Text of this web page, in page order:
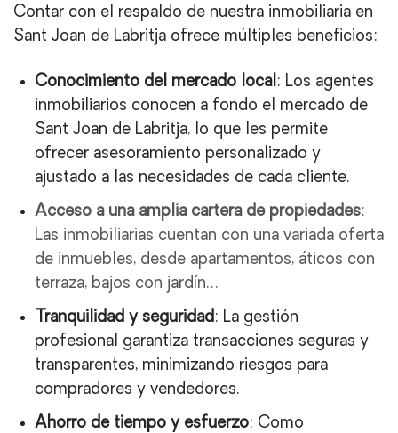
Contar con el respaldo de nuestra inmobiliaria en
Sant Joan de Labritja ofrece múltiples beneficios:
Conocimiento del mercado local : Los agentes
inmobiliarios conocen a fondo el mercado de
Sant Joan de Labritja, lo que les permite
ofrecer asesoramiento personalizado y
ajustado a las necesidades de cada cliente.
Acceso a una amplia cartera de propiedades:
Las inmobiliarias cuentan con una variada oferta
de inmuebles, desde apartamentos, áticos con
terraza, bajos con jardín…
Tranquilidad y seguridad : La gestión
profesional garantiza transacciones seguras y
transparentes, minimizando riesgos para
compradores y vendedores.
Ahorro de tiempo y esfuerzo: Como